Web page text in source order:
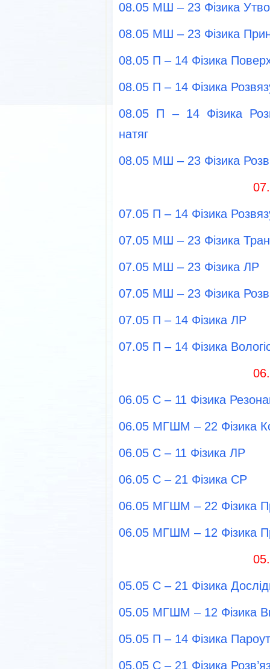
08.05 МШ – 23 Фізика
08.05 МШ – 23 Фізика
08.05 П – 14 Фізика
08.05 П – 14 Фізика
08.05 П – 14 Фізика
натяг
08.05 МШ – 23 Фізика
07.05 П – 14 Фізика
07.05 МШ – 23 Фізика
07.05 МШ – 23 Фізика ЛР
07.05 МШ – 23 Фізика
07.05 П – 14 Фізика ЛР
07.05 П – 14 Фізика
06.05 С – 11 Фізика
06.05 МГШМ – 22 Фізика
06.05 С – 11 Фізика ЛР
06.05 С – 21 Фізика СР
06.05 МГШМ – 22 Фізика
06.05 МГШМ – 12 Фізика
05.05 С – 21 Фізика
05.05 МГШМ – 12 Фізика
05.05 П – 14 Фізика
05.05 С – 21 Фізика